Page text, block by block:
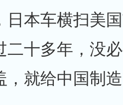
日本车横扫美
二十多年，没
，就给中国制